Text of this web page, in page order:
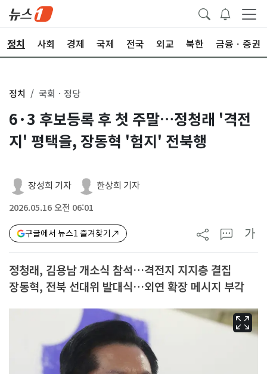
정치 사회 경제 국제 전국 외교 북한 금융ㆍ증권
정치 국회ㆍ정당
6·3 후보등록 후 첫 주말…정청래 '격전
지' 평택을, 장동혁 '험지' 전북행
장성희 기자 한상희 기자
2026.05.16 오전 06:01
구글에서 뉴스1 즐겨찾기 가
정청래, 김용남 개소식 참석…격전지 지지층 결집
장동혁, 전북 선대위 발대식…외연 확장 메시지 부각